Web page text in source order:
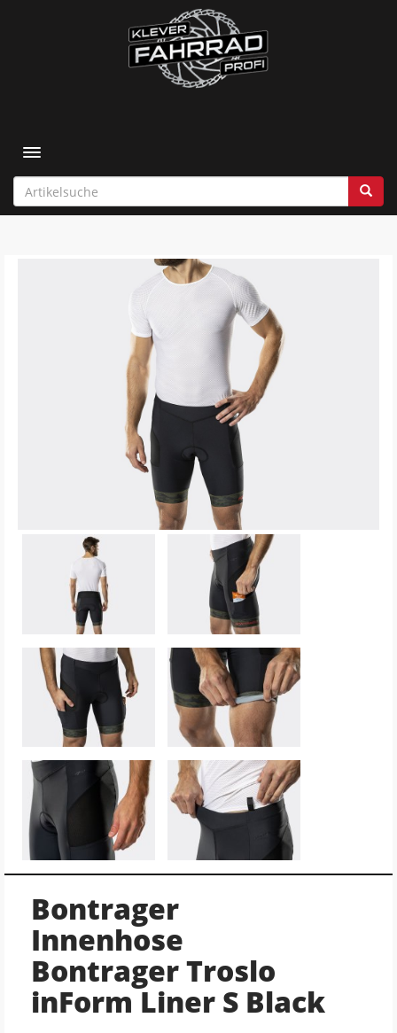
Toggle navigation
Bontrager
Innenhose
Bontrager Troslo
inForm Liner S Black